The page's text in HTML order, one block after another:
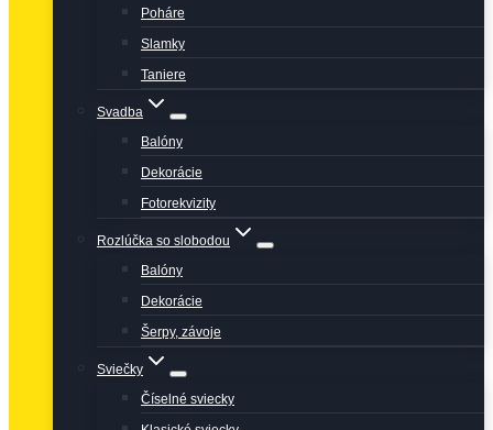
Poháre
Slamky
Taniere
Svadba
Balóny
Dekorácie
Fotorekvizity
Rozlúčka so slobodou
Balóny
Dekorácie
Šerpy, závoje
Sviečky
Číselné sviecky